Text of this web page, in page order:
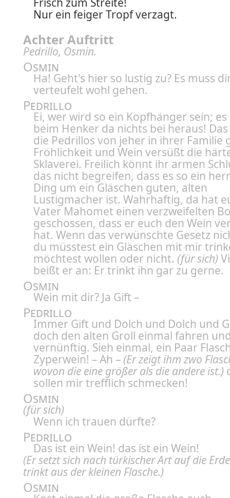
Nur ein feiger Tropf verzagt.
Achter Auftritt
Pedrillo, Osmin.
Osmin
Ha! Geht's hier so lustig zu? Es muss
verteufelt wohl gehen.
Pedrillo
Ei, wer wird so ein Kopfhänger sein;
beim Henker da nichts bei heraus!
die Pedrillos von jeher in ihrer Familie
Fröhlichkeit und Wein versüßt die
Sklaverei. Freilich könnt ihr armen
das nicht begreifen, dass es so ein
Ding um ein Gläschen guten, alten
Lustigmacher ist. Wahrhaftig, da hat
Vater Mahomet einen verzweifelten
geschossen, dass er euch den Wein
hat. Wenn das verwünschte Gesetz
du müsstest ein Gläschen mit mir
möchtest wollen oder nicht. (für sich)
beißt er an: Er trinkt ihn gar zu gerne.
Osmin
Wein mit dir? Ja Gift –
Pedrillo
Immer Gift und Dolch und Dolch und
doch den alten Groll einmal fahren
vernünftig. Sieh einmal, ein Paar
Zyperwein! – Ah – (Er zeigt ihm zwo
wovon die eine größer als die andere ist.)
sollen mir trefflich schmecken!
Osmin
(für sich)
Wenn ich trauen dürfte?
Pedrillo
Das ist ein Wein! das ist ein Wein!
(Er setzt sich nach türkischer Art auf die
trinkt aus der kleinen Flasche.)
Osmin